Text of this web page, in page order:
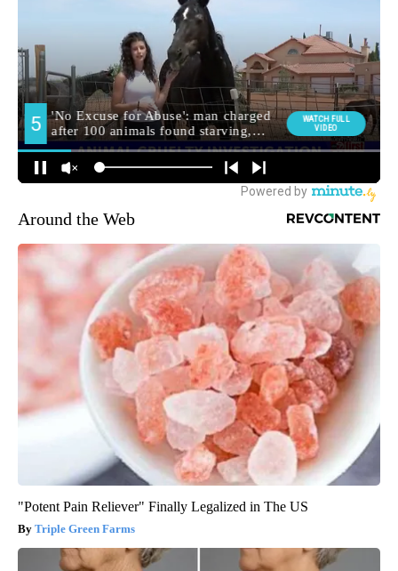
Around the Web
"Potent Pain Reliever" Finally Legalized in The US
Triple Green Farms